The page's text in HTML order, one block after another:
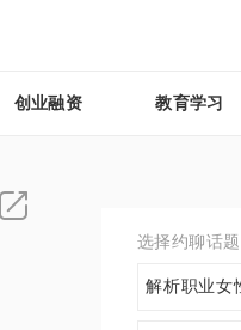
创业融资 教育学习
选择约聊话题
解析职业女